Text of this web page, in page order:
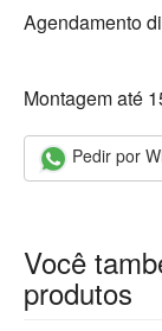
Agendamento
Montagem até
Pedir por
Você
produtos